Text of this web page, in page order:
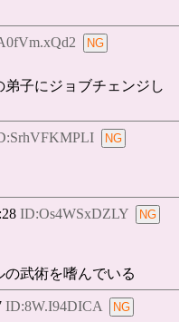
子にジョブチェンジし
ID:Os4WSxDZLY
武術を嗜んでいる
ID:8W.I94DICA